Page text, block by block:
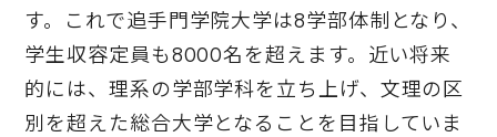
す。これで追手門学院大学は8学部体制となり、
学生収容定員も8000名を超えます。近い将来
的には、理系の学部学科を立ち上げ、文理の区
別を超えた総合大学となることを目指していま